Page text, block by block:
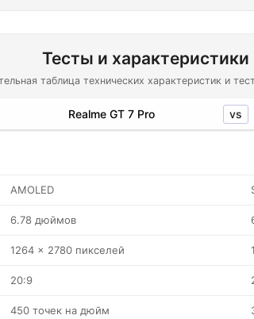
Тесты и характеристики
таблица технических характеристик и
Realme GT 7 Pro vs
AMOLED
6.78 дюймов
1264 x 2780 пикселей
20:9
450 точек на дюйм